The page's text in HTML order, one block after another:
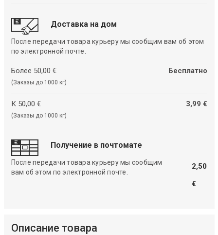
Доставка на дом
После передачи товара курьеру мы сообщим вам об этом
по электронной почте.
Более 50,00 €
(Заказы до 1000 кг)
Бесплатно
К 50,00 €
(Заказы до 1000 кг)
3,99 €
Получение в почтомате
После передачи товара курьеру мы сообщим
вам об этом по электронной почте.
2,50
€
Описание товара